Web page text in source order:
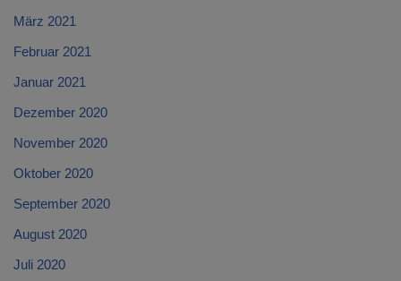
März 2021
Februar 2021
Januar 2021
Dezember 2020
November 2020
Oktober 2020
September 2020
August 2020
Juli 2020